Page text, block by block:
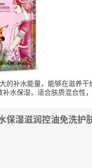
的补水能量，能够在滋养
水保湿，适合肤质混合性
保湿滋润控油免洗护